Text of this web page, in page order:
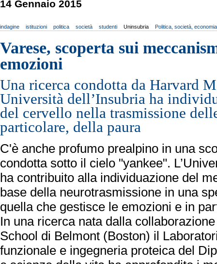
14 Gennaio 2015
indagine istituzioni politica società studenti Uninsubria Politica, società,
Varese, scoperta sui
emozioni
Una ricerca condotta da Harvard
Università dell’Insubria ha
del cervello nella trasmissione
particolare, della paura
C'è anche profumo prealpino in una
condotta sotto il cielo "yankee".
ha contribuito alla individuazione del
base della neurotrasmissione in una
quella che gestisce le emozioni e in
In una ricerca nata dalla
School di Belmont (Boston) il
funzionale e ingegneria proteica del